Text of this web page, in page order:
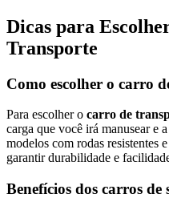
Dicas para
Transporte
Como escolher o carro
Para escolher o carro de
carga que você irá manusear e
modelos com rodas resistentes
garantir durabilidade e
Benefícios dos carros